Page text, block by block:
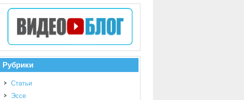
Рубрики
Статьи
Эссе